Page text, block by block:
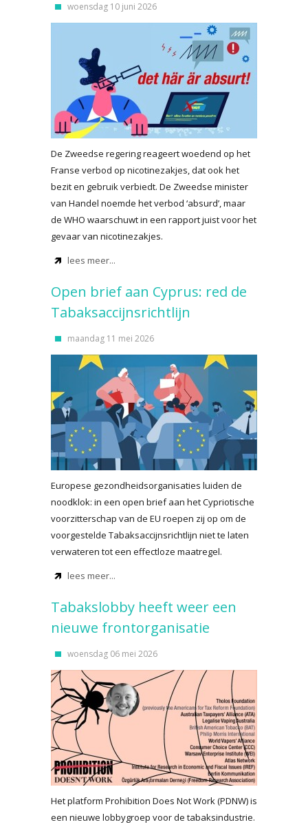
woensdag 10 juni 2026
De Zweedse regering reageert woedend op het
Franse verbod op nicotinezakjes, dat ook het
bezit en gebruik verbiedt. De Zweedse minister
van Handel noemde het verbod ‘absurd’, maar
de WHO waarschuwt in een rapport juist voor het
gevaar van nicotinezakjes.
lees meer...
Open brief aan Cyprus: red de
Tabaksaccijnsrichtlijn
maandag 11 mei 2026
Europese gezondheidsorganisaties luiden de
noodklok: in een open brief aan het Cypriotische
voorzitterschap van de EU roepen zij op om de
voorgestelde Tabaksaccijnsrichtlijn niet te laten
verwateren tot een effectloze maatregel.
lees meer...
Tabakslobby heeft weer een
nieuwe frontorganisatie
woensdag 06 mei 2026
Het platform Prohibition Does Not Work (PDNW) is
een nieuwe lobbygroep voor de tabaksindustrie.